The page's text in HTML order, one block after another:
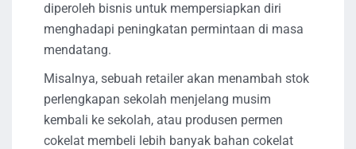
diperoleh bisnis untuk mempersiapkan diri
menghadapi peningkatan permintaan di masa
mendatang.
Misalnya, sebuah retailer akan menambah stok
perlengkapan sekolah menjelang musim
kembali ke sekolah, atau produsen permen
cokelat membeli lebih banyak bahan cokelat